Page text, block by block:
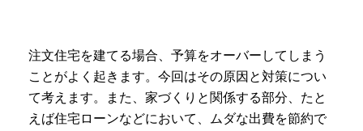
注文住宅を建てる場合、予算をオーバーしてしまう
ことがよく起きます。今回はその原因と対策につい
て考えます。また、家づくりと関係する部分、たと
えば住宅ローンなどにおいて、ムダな出費を節約で